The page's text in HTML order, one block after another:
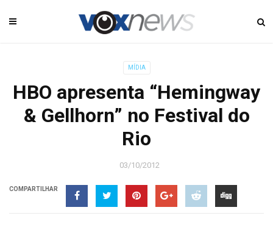
MÍDIA
HBO apresenta “Hemingway
& Gellhorn” no Festival do
Rio
03/10/2012
COMPARTILHAR